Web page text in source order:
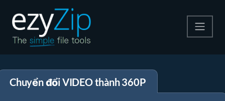
Giải nén
Chuyển đổi VIDEO thành 360P